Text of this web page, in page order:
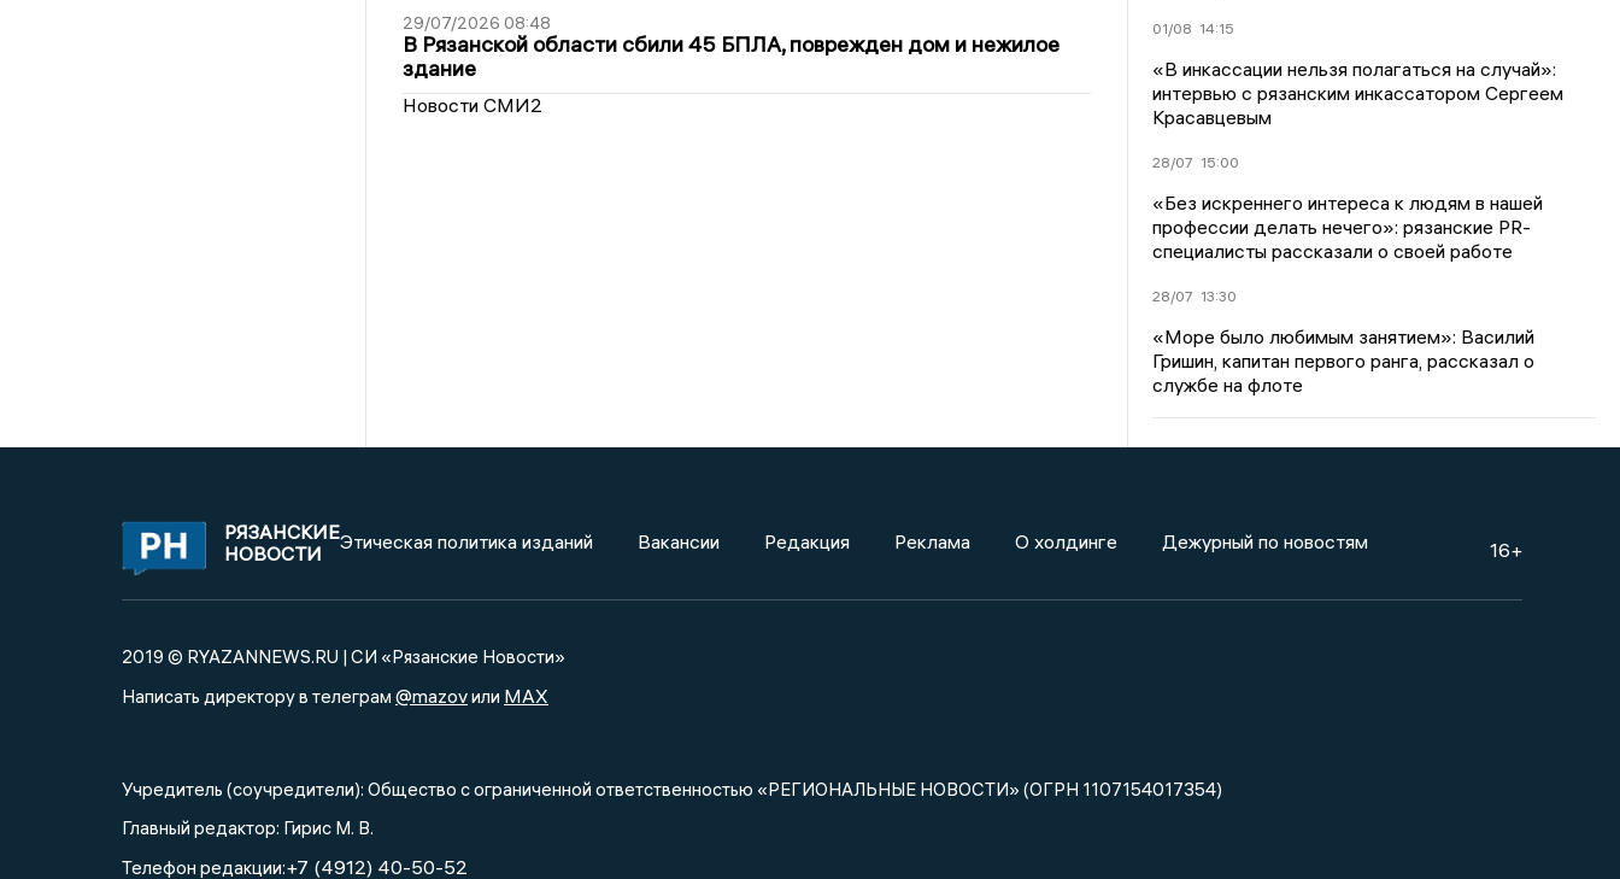
29/07/2026 08:48
В Рязанской области сбили 45 БПЛА, поврежден дом и нежилое
здание
Новости СМИ2
01/08 14:15
«В инкассации нельзя полагаться на случай»:
интервью с рязанским инкассатором Сергеем
Красавцевым
28/07 15:00
«Без искреннего интереса к людям в нашей
профессии делать нечего»: рязанские PR-
специалисты рассказали о своей работе
28/07 13:30
«Море было любимым занятием»: Василий
Гришин, капитан первого ранга, рассказал о
службе на флоте
РЯЗАНСКИЕ
НОВОСТИ
Этическая политика изданий Вакансии Редакция Реклама О холдинге Дежурный по новостям 16+
2019 © RYAZANNEWS.RU | СИ «Рязанские Новости»
Написать директору в телеграм @mazovили MAX
Учредитель (соучредители): Общество с ограниченной ответственностью «РЕГИОНАЛЬНЫЕ НОВОСТИ» (ОГРН 1107154017354)
Главный редактор: Гирис М. В.
Телефон редакции:+7 (4912) 40-50-52